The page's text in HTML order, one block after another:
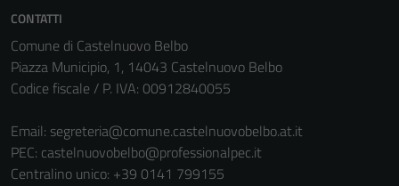
CONTATTI
Comune di Castelnuovo Belbo
Piazza Municipio, 1, 14043 Castelnuovo Belbo
Codice fiscale / P. IVA: 00912840055
Email: segreteria@comune.castelnuovobelbo.at.it
PEC: castelnuovobelbo@professionalpec.it
Centralino unico: +39 0141 799155